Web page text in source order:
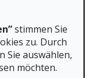
stimmen Sie
zu. Durch
Sie auswählen,
möchten.